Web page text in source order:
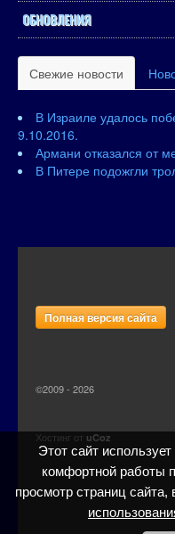
ОБНОВЛЕНИЯ
Свежие новости
В Израиле удалось
9.10.2016.
Армани отказался от
В Питере подожгли
Полная версия сайта
©2009 - 2026
Хостинг от uCoz
Этот сайт
комфортной работы
просмотр страниц сайта,